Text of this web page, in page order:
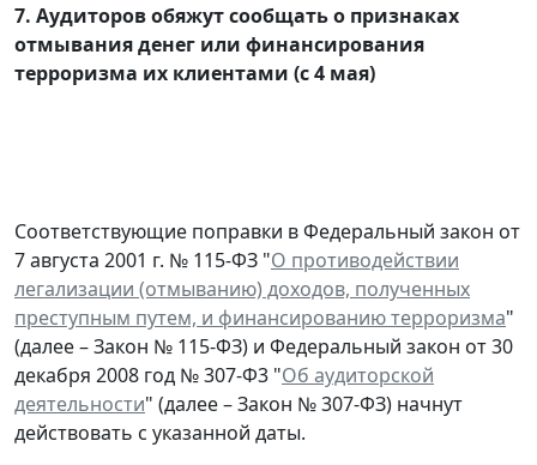
7. Аудиторов обяжут сообщать о признаках
отмывания денег или финансирования
терроризма их клиентами (с 4 мая)
Соответствующие поправки в Федеральный закон от
7 августа 2001 г. № 115-ФЗ "О противодействии
легализации (отмыванию) доходов, полученных
преступным путем, и финансированию терроризма"
(далее – Закон № 115-ФЗ) и Федеральный закон от 30
декабря 2008 год № 307-Ф3 "Об аудиторской
деятельности" (далее – Закон № 307-ФЗ) начнут
действовать с указанной даты.